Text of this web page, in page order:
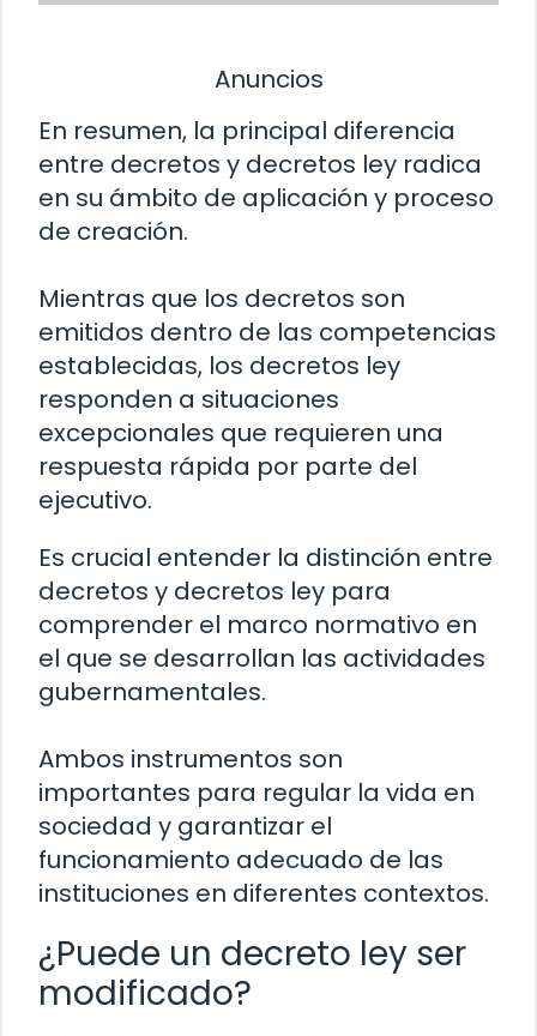
Anuncios
En resumen, la principal diferencia
entre decretos y decretos ley radica
en su ámbito de aplicación y proceso
de creación.
Mientras que los decretos son
emitidos dentro de las competencias
establecidas, los decretos ley
responden a situaciones
excepcionales que requieren una
respuesta rápida por parte del
ejecutivo.
Es crucial entender la distinción entre
decretos y decretos ley para
comprender el marco normativo en
el que se desarrollan las actividades
gubernamentales.
Ambos instrumentos son
importantes para regular la vida en
sociedad y garantizar el
funcionamiento adecuado de las
instituciones en diferentes contextos.
¿Puede un decreto ley ser
modificado?